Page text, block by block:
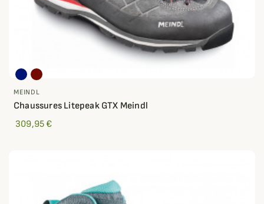
MEINDL
Chaussures Litepeak GTX Meindl
309,95 €